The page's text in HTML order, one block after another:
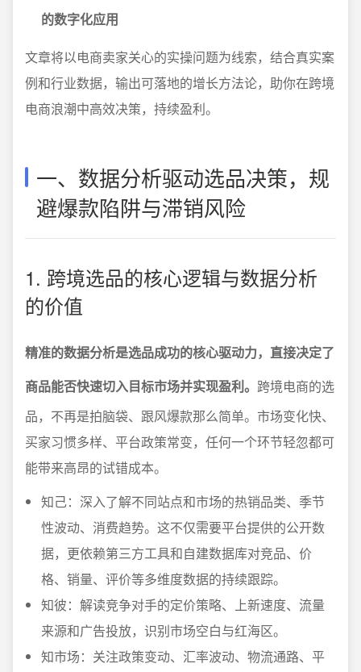
的数字化应用
文章将以电商卖家关心的实操问题为线索，结合真实案
例和行业数据，输出可落地的增长方法论，助你在跨境
电商浪潮中高效决策，持续盈利。
一、数据分析驱动选品决策，规
避爆款陷阱与滞销风险
1. 跨境选品的核心逻辑与数据分析
的价值
精准的数据分析是选品成功的核心驱动力，直接决定了
商品能否快速切入目标市场并实现盈利。 跨境电商的选
品，不再是拍脑袋、跟风爆款那么简单。市场变化快、
买家习惯多样、平台政策常变，任何一个环节轻忽都可
能带来高昂的试错成本。
知己：深入了解不同站点和市场的热销品类、季节
性波动、消费趋势。这不仅需要平台提供的公开数
据，更依赖第三方工具和自建数据库对竞品、价
格、销量、评价等多维度数据的持续跟踪。
知彼：解读竞争对手的定价策略、上新速度、流量
来源和广告投放，识别市场空白与红海区。
知市场：关注政策变动、汇率波动、物流通路、平